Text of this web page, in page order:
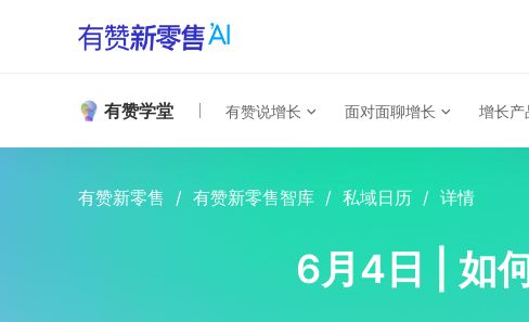
有赞学堂 有赞说增长 面对面聊增长 增长产
有赞新零售 / 有赞新零售智库 / 私域日历 / 详情
6月4日 | 如